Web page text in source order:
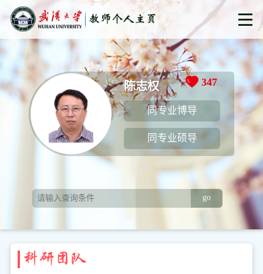
陈志权 347
同专业博导
同专业硕导
go
科研团队